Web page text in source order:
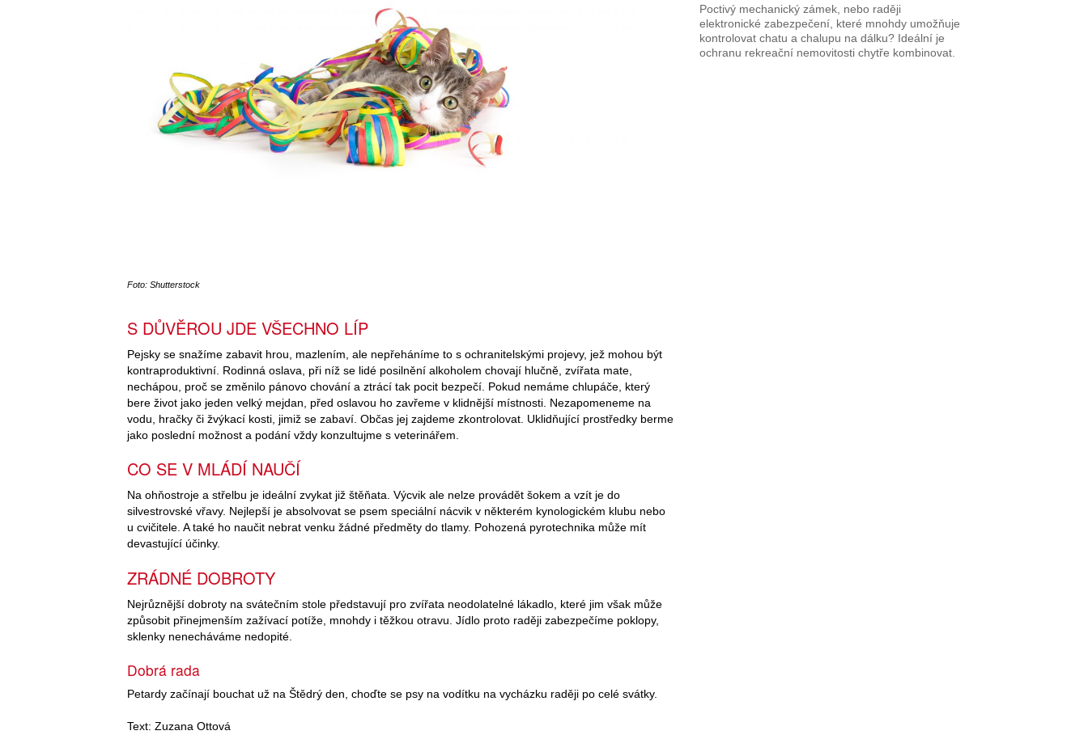
Foto: Shutterstock
S DŮVĚROU JDE VŠECHNO LÍP
Pejsky se snažíme zabavit hrou, mazlením, ale nepřeháníme to s ochranitelskými projevy, jež mohou být
kontraproduktivní. Rodinná oslava, při níž se lidé posilnění alkoholem chovají hlučně, zvířata mate,
nechápou, proč se změnilo pánovo chování a ztrácí tak pocit bezpečí. Pokud nemáme chlupáče, který
bere život jako jeden velký mejdan, před oslavou ho zavřeme v klidnější místnosti. Nezapomeneme na
vodu, hračky či žvýkací kosti, jimiž se zabaví. Občas jej zajdeme zkontrolovat. Uklidňující prostředky berme
jako poslední možnost a podání vždy konzultujme s veterinářem.
CO SE V MLÁDÍ NAUČÍ
Na ohňostroje a střelbu je ideální zvykat již štěňata. Výcvik ale nelze provádět šokem a vzít je do
silvestrovské vřavy. Nejlepší je absolvovat se psem speciální nácvik v některém kynologickém klubu nebo
u cvičitele. A také ho naučit nebrat venku žádné předměty do tlamy. Pohozená pyrotechnika může mít
devastující účinky.
ZRÁDNÉ DOBROTY
Nejrůznější dobroty na svátečním stole představují pro zvířata neodolatelné lákadlo, které jim však může
způsobit přinejmenším zažívací potíže, mnohdy i těžkou otravu. Jídlo proto raději zabezpečíme poklopy,
sklenky nenecháváme nedopité.
Dobrá rada
Petardy začínají bouchat už na Štědrý den, choďte se psy na vodítku na vycházku raději po celé svátky.
Text: Zuzana Ottová
Poctivý mechanický zámek, nebo raději
elektronické zabezpečení, které mnohdy umožňuje
kontrolovat chatu a chalupu na dálku? Ideální je
ochranu rekreační nemovitosti chytře kombinovat.